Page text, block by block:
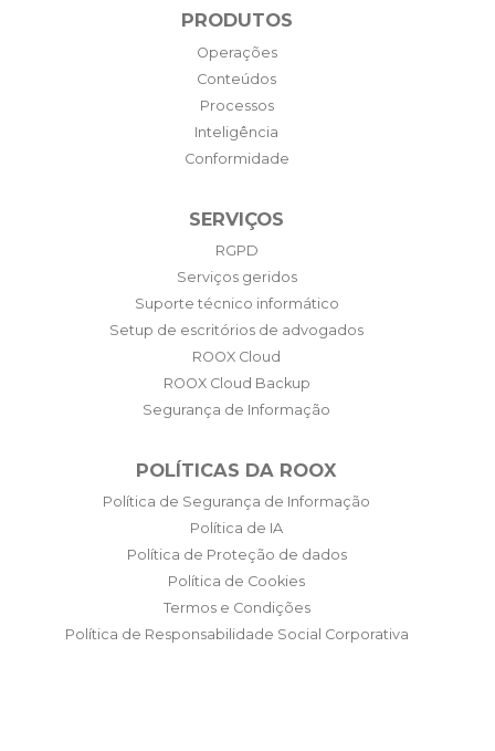
PRODUTOS
Operações
Conteúdos
Processos
Inteligência
Conformidade
SERVIÇOS
RGPD
Serviços geridos
Suporte técnico informático
Setup de escritórios de advogados
ROOX Cloud
ROOX Cloud Backup
Segurança de Informação
POLÍTICAS DA ROOX
Política de Segurança de Informação
Política de IA
Política de Proteção de dados
Política de Cookies
Termos e Condições
Política de Responsabilidade Social Corporativa